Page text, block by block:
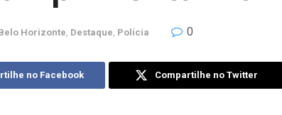
Horizonte, Destaque, Polícia 0
no Facebook Compartilhe no Twitter